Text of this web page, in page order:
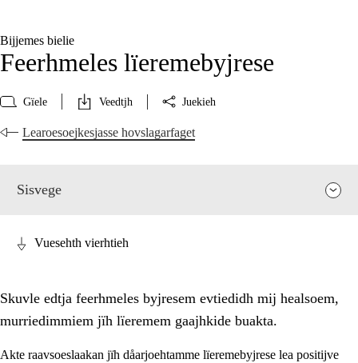
Bijjemes bielie
Feerhmeles lïeremebyjrese
Gïele Veedtjh Juekieh
Learoesoejkesjasse hovslagarfaget
Sisvege
Vuesehth vierhtieh
Skuvle edtja feerhmeles byjresem evtiedidh mij healsoem,
murriedimmiem jïh lïeremem gaajhkide buakta.
Akte raavsoeslaakan jïh dåarjoehtamme lïeremebyjrese lea positijve